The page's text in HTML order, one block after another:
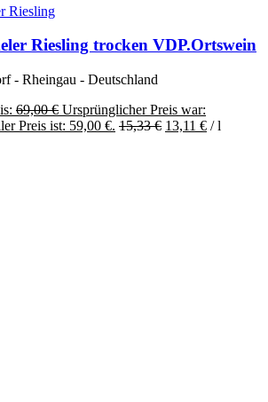
Riesling trocken VDP.Ortswein
- Rheingau - Deutschland
69,00€ Ursprünglicher Preis war:
Preis ist: 59,00 €. 15,33€ 13,11 € /l